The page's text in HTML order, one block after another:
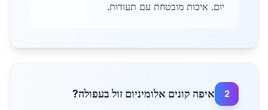
יום. איכות מובטחת עם תעודות.
2 איפה קונים אלומיניום זול בעפולה?